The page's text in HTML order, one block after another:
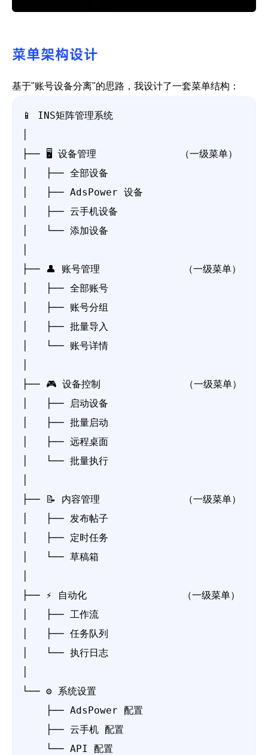
菜单架构设计
基于"账号设备分离"的思路，我设计了一套菜单结构：
📱 INS矩阵管理系统
├── 🖥️ 设备管理              （一级菜单）
│   ├── 全部设备
│   ├── AdsPower 设备
│   ├── 云手机设备
│   └── 添加设备
├── 👤 账号管理              （一级菜单）
│   ├── 全部账号
│   ├── 账号分组
│   ├── 批量导入
│   └── 账号详情
├── 🎮 设备控制              （一级菜单）
│   ├── 启动设备
│   ├── 批量启动
│   ├── 远程桌面
│   └── 批量执行
├── 📝 内容管理              （一级菜单）
│   ├── 发布帖子
│   ├── 定时任务
│   └── 草稿箱
├── ⚡ 自动化                （一级菜单）
│   ├── 工作流
│   ├── 任务队列
│   └── 执行日志
└── ⚙️ 系统设置
    ├── AdsPower 配置
    ├── 云手机 配置
    └── API 配置